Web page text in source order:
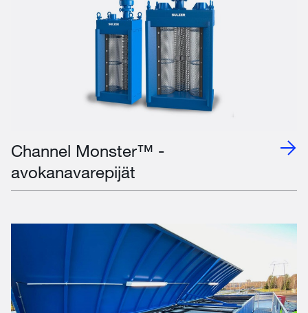
Channel Monster™ -
avokanavarepijät